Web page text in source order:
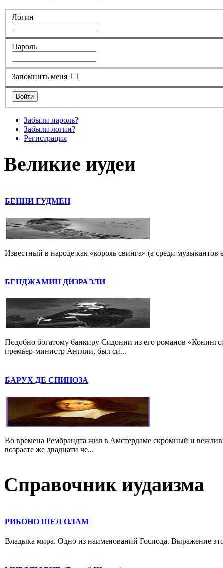
Логин
Пароль
Запомнить меня
Забыли пароль?
Забыли логин?
Регистрация
Великие иудеи
БЕННИ ГУДМЕН
Известный в народе как «король свинга» (а среди
БЕНДЖАМИН ДИЗРАЭЛИ
Подобно богатому банкиру Сидонии из его романов
премьер-министр Англии, был си...
БАРУХ ДЕ СПИНОЗА
Во времена Рембрандта жил в Амстердаме скромный и
возрасте же двадцати че...
Справочник иудаизма
РИБОНО ШЕЛ ОЛАМ
Владыка мира. Одно из наименований Господа. Выражение